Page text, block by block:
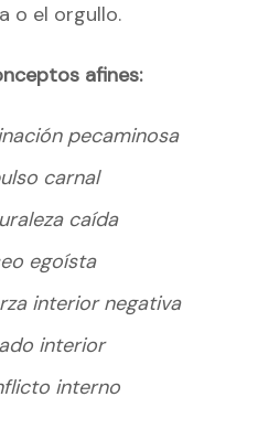
o el orgullo.
afines:
pecaminosa
carnal
caída
egoísta
interior negativa
interior
interno